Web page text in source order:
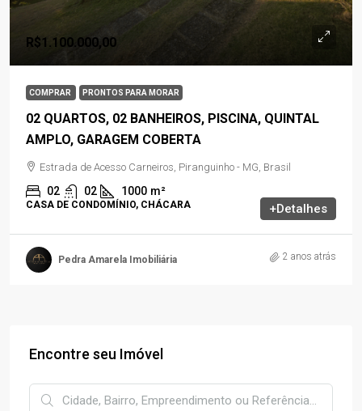
R$1.100.000,00
COMPRAR PRONTOS PARA MORAR
02 QUARTOS, 02 BANHEIROS, PISCINA, QUINTAL
AMPLO, GARAGEM COBERTA
Estrada de Acesso Carneiros, Piranguinho - MG, Brasil
02 02 1000 m²
CASA DE CONDOMÍNIO, CHÁCARA +Detalhes
Pedra Amarela Imobiliária 2 anos atrás
Encontre seu Imóvel